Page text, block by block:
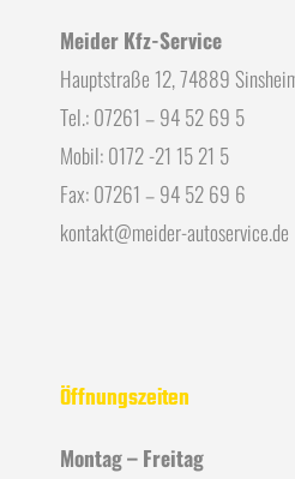
Meider Kfz-Service
Hauptstraße 12, 74889
Tel.: 07261 – 94 52 69 5
Mobil: 0172 -21 15 21 5
Fax: 07261 – 94 52 69 6
kontakt@meider-autoservice.de
Öffnungszeiten
Montag – Freitag